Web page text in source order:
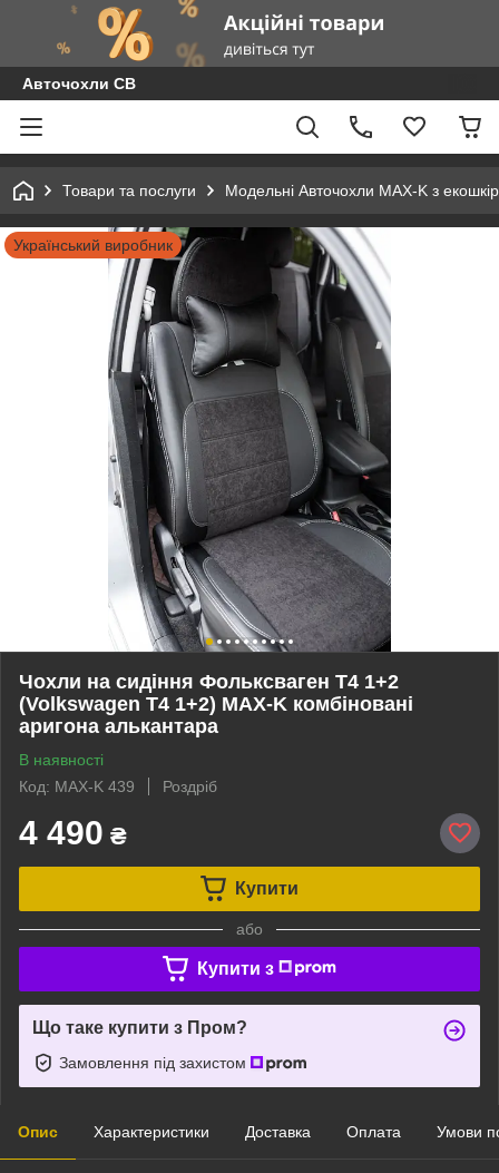
Авточохли СВ
Товари та послуги Модельні Авточохли MAX-K з
Український виробник
Чохли на сидіння Фольксваген Т4 1+2
(Volkswagen T4 1+2) MAX-K комбіновані
аригона алькантара
В наявності
Код: MAX-K 439
Роздріб
4 490 ₴
Купити
або
Купити з
Що таке купити з Пром?
Замовлення під захистом
Опис Характеристики Доставка Оплата Умови